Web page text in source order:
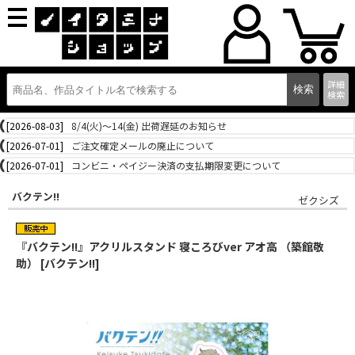
詳細
検索
[2026-08-03]
8/4(火)～14(金) 出荷遅延のお知らせ
[2026-07-01]
ご注文確定メールの廃止について
[2026-07-01]
コンビニ・ペイジー決済の支払期限変更について
バクテン!! ゼクシズ
『バクテン!!』アクリルスタンド 寝ころびver アオ高 （築館敬
助） [バクテン!!]